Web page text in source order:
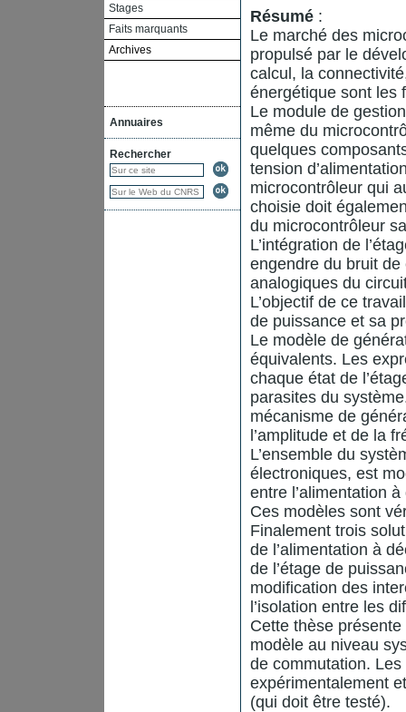
Stages
Faits marquants
Archives
Annuaires
Rechercher
Résumé :
Le marché des
propulsé par le
calcul, la
énergétique sont les
Le module de
même du
quelques
tension
microcontrôleur qui
choisie doit
du microcontrôleur
L’intégration de
engendre du bruit
analogiques du
L’objectif de ce
de puissance et sa
Le modèle de
équivalents. Les
chaque état de
parasites du
mécanisme de
l’amplitude et de la
L’ensemble du
électroniques, est
entre l’alimentation
Ces modèles sont
Finalement trois
de l’alimentation à
de l’étage de
modification des
l’isolation entre les
Cette thèse
modèle au niveau
de commutation.
expérimentalement
(qui doit être testé).